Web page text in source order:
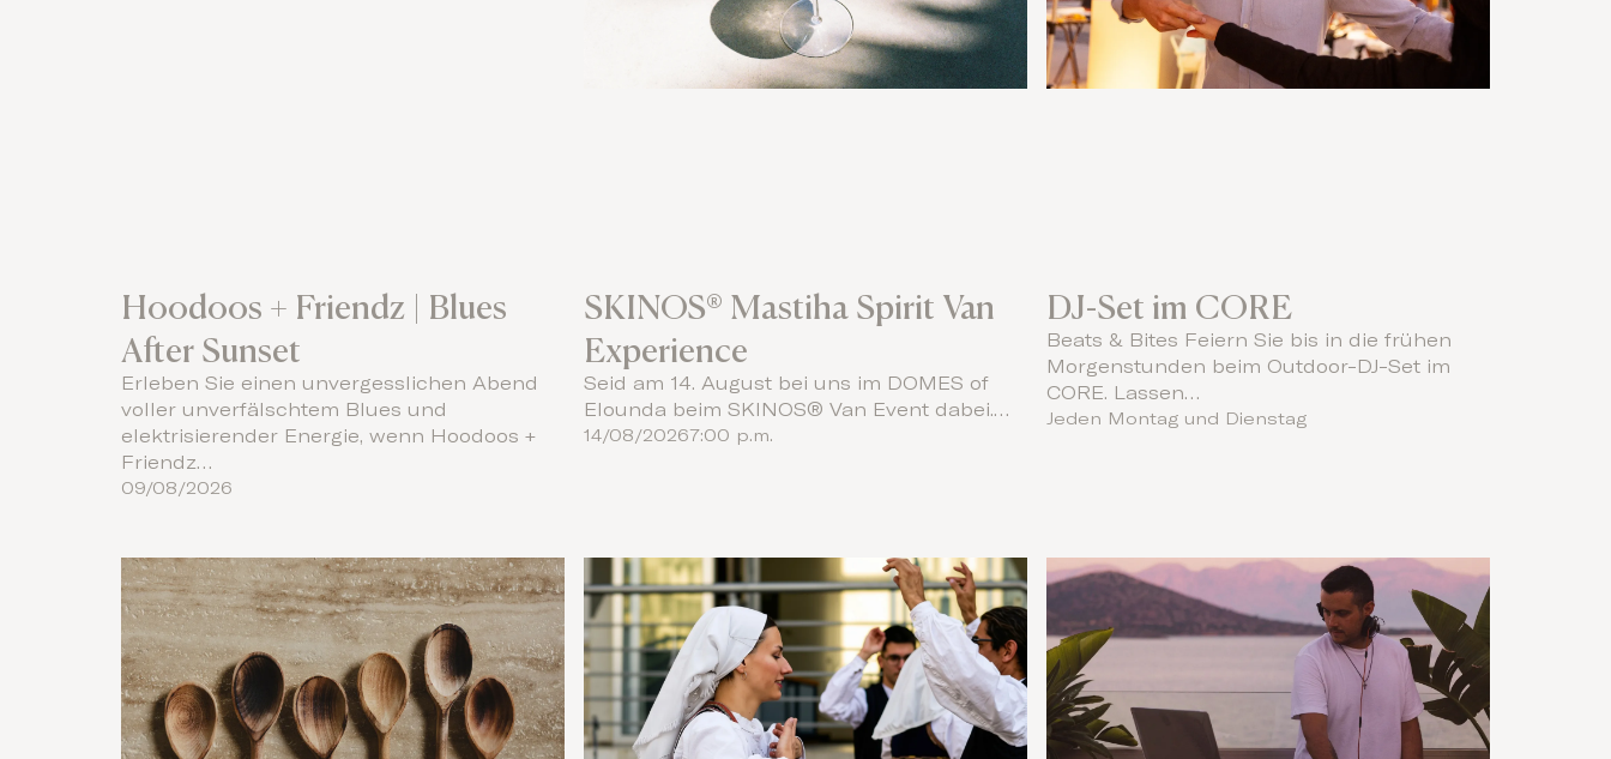
Hoodoos + Friendz | Blues
After Sunset
Erleben Sie einen unvergesslichen Abend
voller unverfälschtem Blues und
elektrisierender Energie, wenn Hoodoos +
Friendz…
09/08/2026
SKINOS® Mastiha Spirit Van
Experience
Seid am 14. August bei uns im DOMES of
Elounda beim SKINOS® Van Event dabei.…
14/08/20267:00 p.m.
DJ-Set im CORE
Beats & Bites Feiern Sie bis in die frühen
Morgenstunden beim Outdoor-DJ-Set im
CORE. Lassen…
Jeden Montag und Dienstag